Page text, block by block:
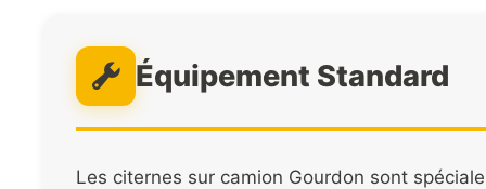
Équipement Standard
Les citernes sur camion Gourdon sont